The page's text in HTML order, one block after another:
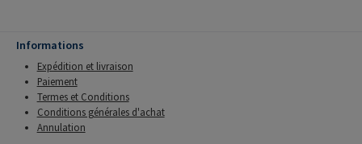
Informations
Expédition et livraison
Paiement
Termes et Conditions
Conditions générales d'achat
Annulation